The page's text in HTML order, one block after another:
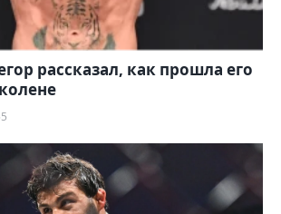
рассказал, как прошла его